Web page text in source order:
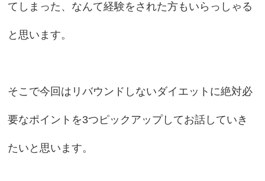
てしまった、なんて経験をされた方もいらっしゃる
と思います。
そこで今回はリバウンドしないダイエットに絶対必
要なポイントを3つピックアップしてお話していき
たいと思います。